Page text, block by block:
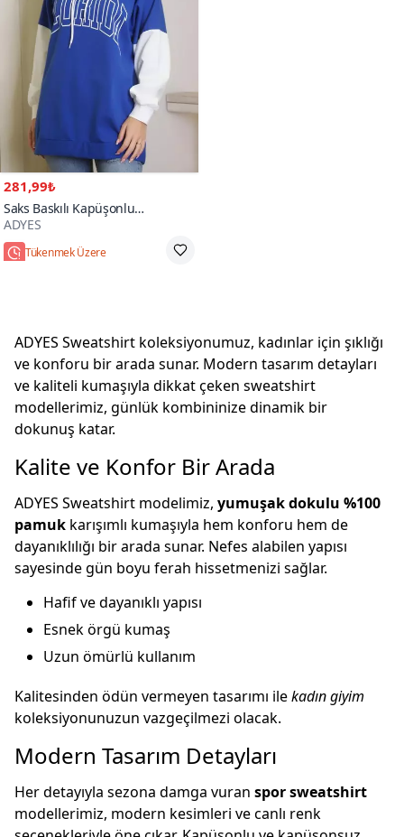
281,99₺
Saks Baskılı Kapüşonlu
Sweatshirt
ADYES
Tükenmek Üzere
ADYES Sweatshirt koleksiyonumuz, kadınlar için şıklığı
ve konforu bir arada sunar. Modern tasarım detayları
ve kaliteli kumaşıyla dikkat çeken sweatshirt
modellerimiz, günlük kombininize dinamik bir
dokunuş katar.
Kalite ve Konfor Bir Arada
ADYES Sweatshirt modelimiz, yumuşak dokulu %100
pamuk karışımlı kumaşıyla hem konforu hem de
dayanıklılığı bir arada sunar. Nefes alabilen yapısı
sayesinde gün boyu ferah hissetmenizi sağlar.
Hafif ve dayanıklı yapısı
Esnek örgü kumaş
Uzun ömürlü kullanım
Kalitesinden ödün vermeyen tasarımı ilekadın giyim
koleksiyonunuzun vazgeçilmezi olacak.
Modern Tasarım Detayları
Her detayıyla sezona damga vuran spor sweatshirt
modellerimiz, modern kesimleri ve canlı renk